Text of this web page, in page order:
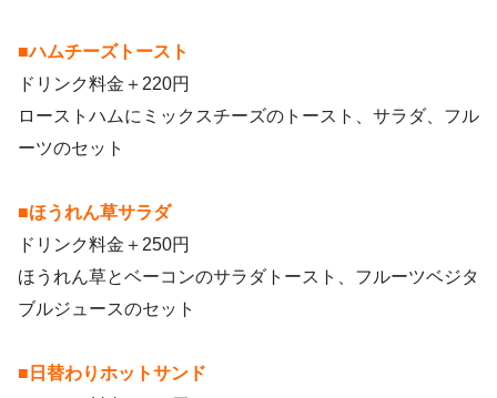
■ハムチーズトースト
ドリンク料金＋220円
ローストハムにミックスチーズのトースト、サラダ、フル
ーツのセット
■ほうれん草サラダ
ドリンク料金＋250円
ほうれん草とベーコンのサラダトースト、フルーツベジタ
ブルジュースのセット
■日替わりホットサンド